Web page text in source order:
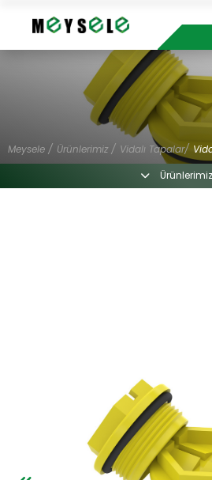
Ürünlerimiz
Tüm hakkı saklıdır. Sitemizde kullanılan tüm içerik ve görseller
MEYSELE METAL KALIP PLASTİK SAN. VE TİC. ait olup izinsiz kullanımı
Meysele / Ürünlerimiz / Vidalı Tapalar/
Ürünlerimiz
×
Sonraki Ürün
Hakkımızda
Haberler
Katalog